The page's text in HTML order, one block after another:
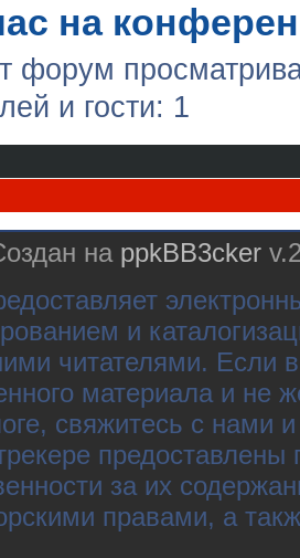
на
форум
и гости: 1
на ppkBB3cker
и
читателями. Если
материала и не
свяжитесь с нами
за их
правами, а